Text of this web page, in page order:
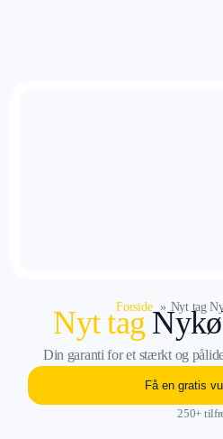
Forside Nyt tag
Nyt tag
Din garanti for et stærkt og
Få en gratis
250+